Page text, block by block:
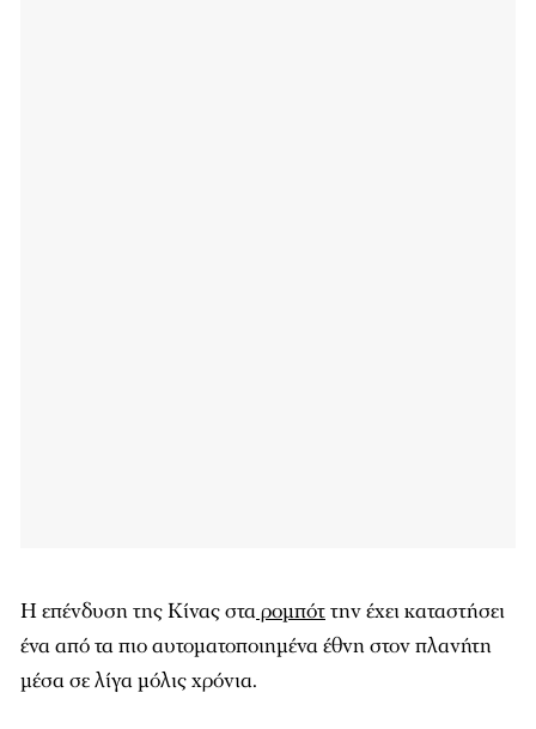
Η επένδυση της Κίνας σταρομπόττην έχει καταστήσει
ένα από τα πιο αυτοματοποιημένα έθνη στον πλανήτη
μέσα σε λίγα μόλις χρόνια.